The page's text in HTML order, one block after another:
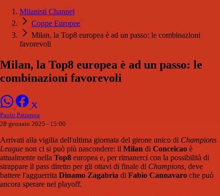
Milanisti Channel
Coppe Europee
Milan, la Top8 europea è ad un passo: le combinazioni
favorevoli
Milan, la Top8 europea è ad un passo: le
combinazioni favorevoli
Paolo Patianna
28 gennaio 2025 - 15:00
Arrivati alla vigilia dell'ultima giornata del girone unico di Champions
League non ci si può più nascondere: il Milan di Conceicao è
attualmente nella Top8 europea e, per rimanerci con la possibilità di
strappare il pass diretto per gli ottavi di finale di Champions, deve
battere l'agguerrita Dinamo Zagabria di Fabio Cannavaro che può
ancora sperare nei playoff.